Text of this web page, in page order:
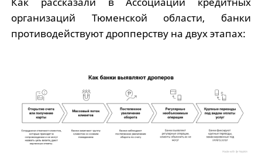
организаций Тюменской области, банки
противодействуют дропперству на двух этапах: